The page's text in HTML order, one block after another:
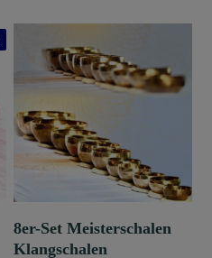
8er-Set Meisterschalen
Klangschalen